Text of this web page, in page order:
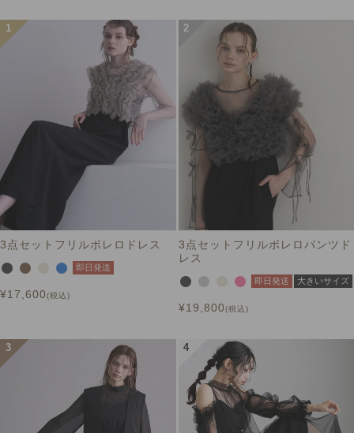
3点セットフリルボレロドレス
即日発送
¥17,600 税込
3点セットフリルボレロパンツド
レス
即日発送 大きいサイズ
¥19,800 税込